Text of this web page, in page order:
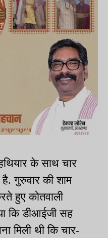
के साथ चार
है. गुरुवार की शाम
हुए कोतवाली
कि डीआईजी सह
मिली थी कि चार-